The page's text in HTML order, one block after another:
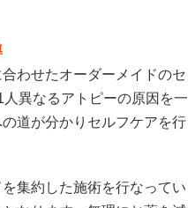
わせたオーダーメイドのセ
異なるアトピーの原因を一
道が分かりセルフケアを行
集約した施術を行なってい